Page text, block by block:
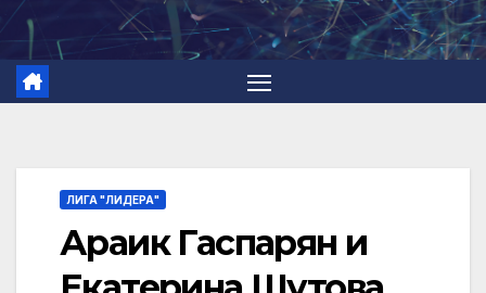
Перейти
содержимому
ЛИГА "ЛИДЕРА"
Араик Гаспарян и